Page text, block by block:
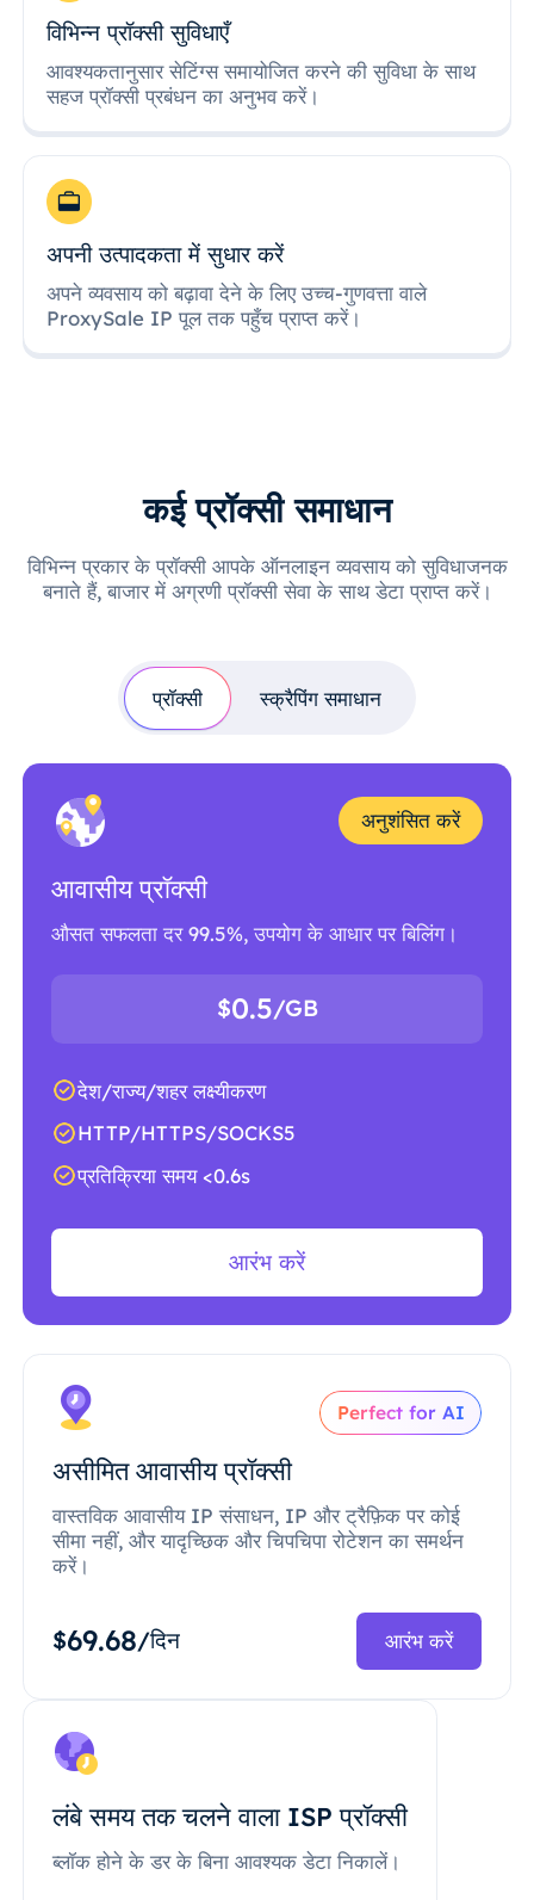
विभिन्न प्रॉक्सी सुविधाएँ
आवश्यकतानुसार सेटिंग्स समायोजित करने की सुविधा के साथ
सहज प्रॉक्सी प्रबंधन का अनुभव करें।
अपनी उत्पादकता में सुधार करें
अपने व्यवसाय को बढ़ावा देने के लिए उच्च-गुणवत्ता वाले
ProxySale IP पूल तक पहुँच प्राप्त करें।
कई प्रॉक्सी समाधान
विभिन्न प्रकार के प्रॉक्सी आपके ऑनलाइन व्यवसाय को सुविधाजनक
बनाते हैं, बाजार में अग्रणी प्रॉक्सी सेवा के साथ डेटा प्राप्त करें।
प्रॉक्सी स्क्रैपिंग समाधान
अनुशंसित करें
आवासीय प्रॉक्सी
औसत सफलता दर 99.5%, उपयोग के आधार पर बिलिंग।
$0.5/GB
देश/राज्य/शहर लक्ष्यीकरण
HTTP/HTTPS/SOCKS5
प्रतिक्रिया समय <0.6s
आरंभ करें
Perfect for AI
असीमित आवासीय प्रॉक्सी
वास्तविक आवासीय IP संसाधन, IP और ट्रैफ़िक पर कोई
सीमा नहीं, और यादृच्छिक और चिपचिपा रोटेशन का समर्थन
करें।
$69.68/दिन आरंभ करें
लंबे समय तक चलने वाला ISP प्रॉक्सी
ब्लॉक होने के डर के बिना आवश्यक डेटा निकालें।